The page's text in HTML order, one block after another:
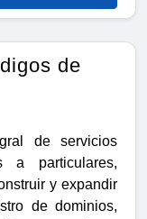
de
de servicios
a particulares,
y expandir
de dominios,